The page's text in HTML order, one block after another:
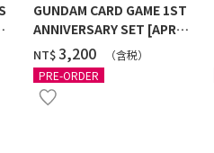
GUNDAM CARD GAME 1ST
ANNIVERSARY SET [APR
2027 DELIVERY]
NT$‌3,200
（含税）
PRE-ORDER